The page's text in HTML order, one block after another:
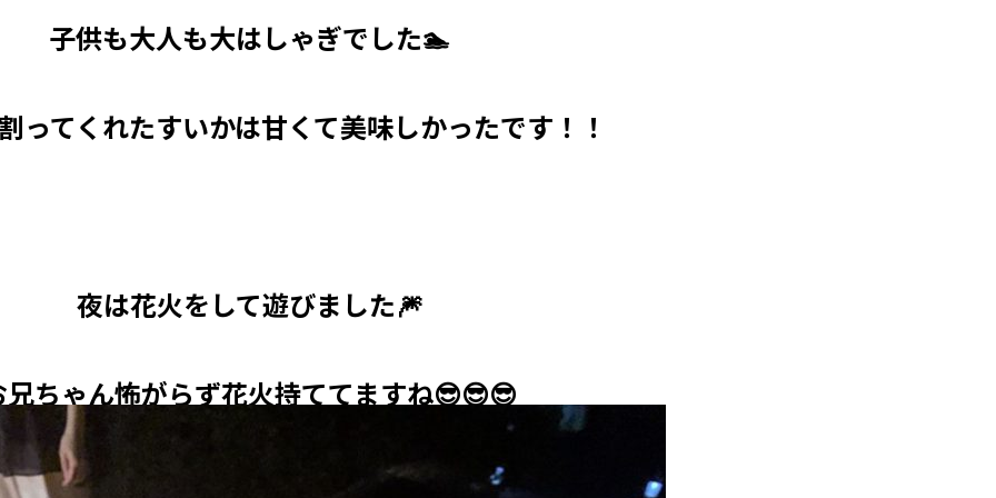
子供も大人も大はしゃぎでした🏊
ってくれたすいかは甘くて美味しかったです！！
夜は花火をして遊びました🎆
兄ちゃん怖がらず花火持ててますね😎😎😎